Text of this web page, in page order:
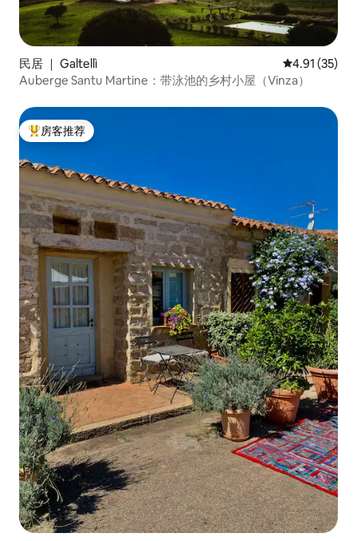
民居 ｜ Galtellì 平均评分
4.91 (35)
Auberge Santu Martine：带泳池的乡村小屋（Vinza）
热门「房客推荐」
房客推荐